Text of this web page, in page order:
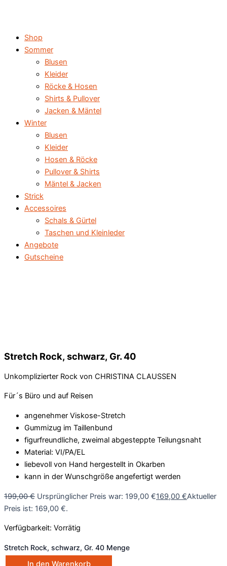
Shop
Sommer
Blusen
Kleider
Röcke & Hosen
Shirts & Pullover
Jacken & Mäntel
Winter
Blusen
Kleider
Hosen & Röcke
Pullover & Shirts
Mäntel & Jacken
Strick
Accessoires
Schals & Gürtel
Taschen und Kleinleder
Angebote
Gutscheine
Stretch Rock, schwarz, Gr. 40
Unkomplizierter Rock von CHRISTINA CLAUSSEN
Für´s Büro und auf Reisen
angenehmer Viskose-Stretch
Gummizug im Taillenbund
figurfreundliche, zweimal abgesteppte Teilungsnaht
Material: VI/PA/EL
liebevoll von Hand hergestellt in Okarben
kann in der Wunschgröße angefertigt werden
199,00€ Ursprünglicher Preis war: 199,00 €169,00 €Aktueller
Preis ist: 169,00 €.
Verfügbarkeit: Vorrätig
Stretch Rock, schwarz, Gr. 40 Menge
In den Warenkorb